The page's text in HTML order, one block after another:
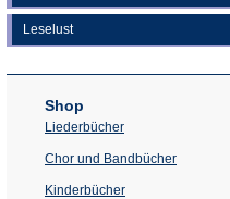
Leselust
Shop
Liederbücher
Chor und Bandbücher
Kinderbücher